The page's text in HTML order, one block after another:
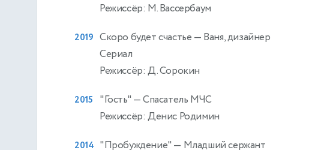
Режиссёр: М. Вассербаум
2019 Скоро будет счастье — Ваня, дизайнер
Сериал
Режиссёр: Д. Сорокин
2015 "Гость" — Спасатель МЧС
Режиссёр: Денис Родимин
2014 "Пробуждение" — Младший сержант